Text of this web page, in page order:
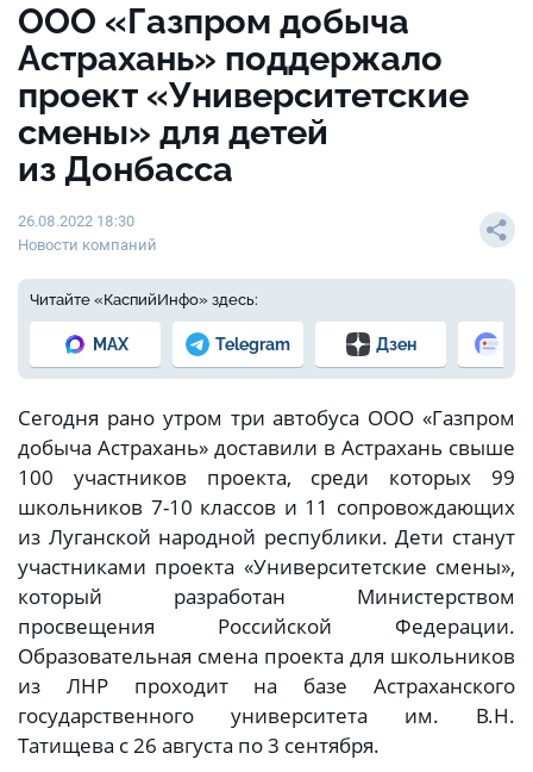
ООО «Газпром добыча
Астрахань» поддержало
проект «Университетские
смены» для детей
из Донбасса
26.08.2022 18:30
Новости компаний
Читайте «КаспийИнфо» здесь:
MAX Telegram Дзен
Сегодня рано утром три автобуса ООО «Газпром
добыча Астрахань» доставили в Астрахань свыше
100 участников проекта, среди которых 99
школьников 7-10 классов и 11 сопровождающих
из Луганской народной республики. Дети станут
участниками проекта «Университетские смены»,
который разработан Министерством
просвещения Российской Федерации.
Образовательная смена проекта для школьников
из ЛНР проходит на базе Астраханского
государственного университета им. В.Н.
Татищева с 26 августа по 3 сентября.